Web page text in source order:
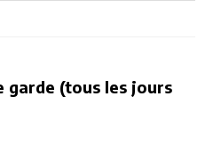
garde (tous les jours